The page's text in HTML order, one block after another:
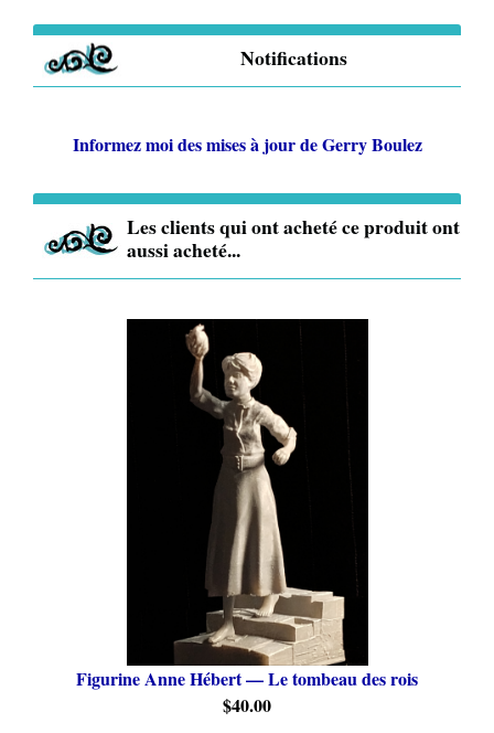
Notifications
Informez moi des mises à jour deGerry Boulez
Les clients qui ont acheté ce produit ont
aussi acheté...
Figurine Anne Hébert — Le tombeau des rois
$40.00